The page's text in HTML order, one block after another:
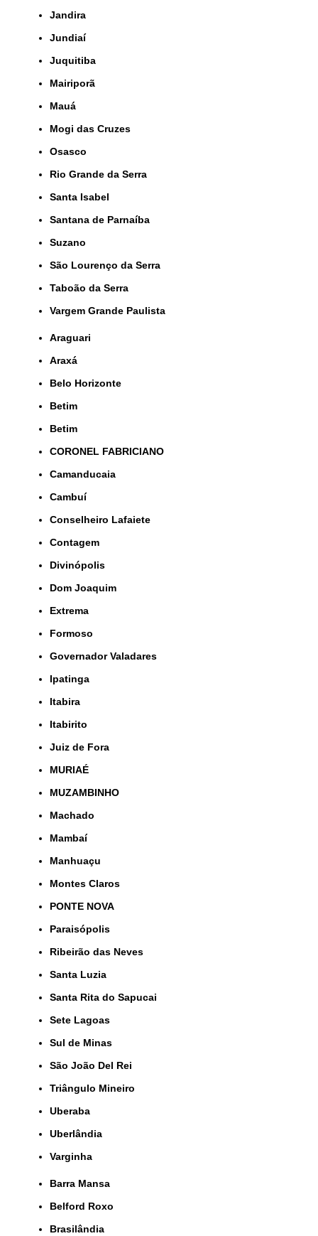
Jandira
Jundiaí
Juquitiba
Mairiporã
Mauá
Mogi das Cruzes
Osasco
Rio Grande da Serra
Santa Isabel
Santana de Parnaíba
Suzano
São Lourenço da Serra
Taboão da Serra
Vargem Grande Paulista
Araguari
Araxá
Belo Horizonte
Betim
Betim
CORONEL FABRICIANO
Camanducaia
Cambuí
Conselheiro Lafaiete
Contagem
Divinópolis
Dom Joaquim
Extrema
Formoso
Governador Valadares
Ipatinga
Itabira
Itabirito
Juiz de Fora
MURIAÉ
MUZAMBINHO
Machado
Mambaí
Manhuaçu
Montes Claros
PONTE NOVA
Paraisópolis
Ribeirão das Neves
Santa Luzia
Santa Rita do Sapucai
Sete Lagoas
Sul de Minas
São João Del Rei
Triângulo Mineiro
Uberaba
Uberlândia
Varginha
Barra Mansa
Belford Roxo
Brasilândia